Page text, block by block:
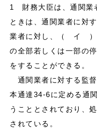
1 財務大臣は、通関業
ときは、通関業者に対
業者に対し、（ イ ）
の全部若しくは一部の
をすることができる。
通関業者に対する監
本通達34-6に定める通
うこととされており、
されている。